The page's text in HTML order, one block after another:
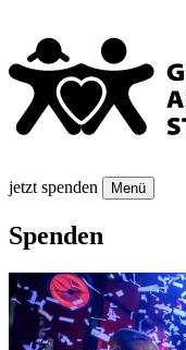
jetzt spenden Menü
Spenden